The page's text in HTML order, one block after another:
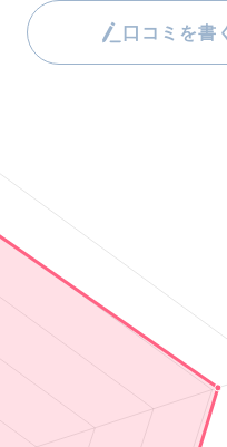
口コミを書